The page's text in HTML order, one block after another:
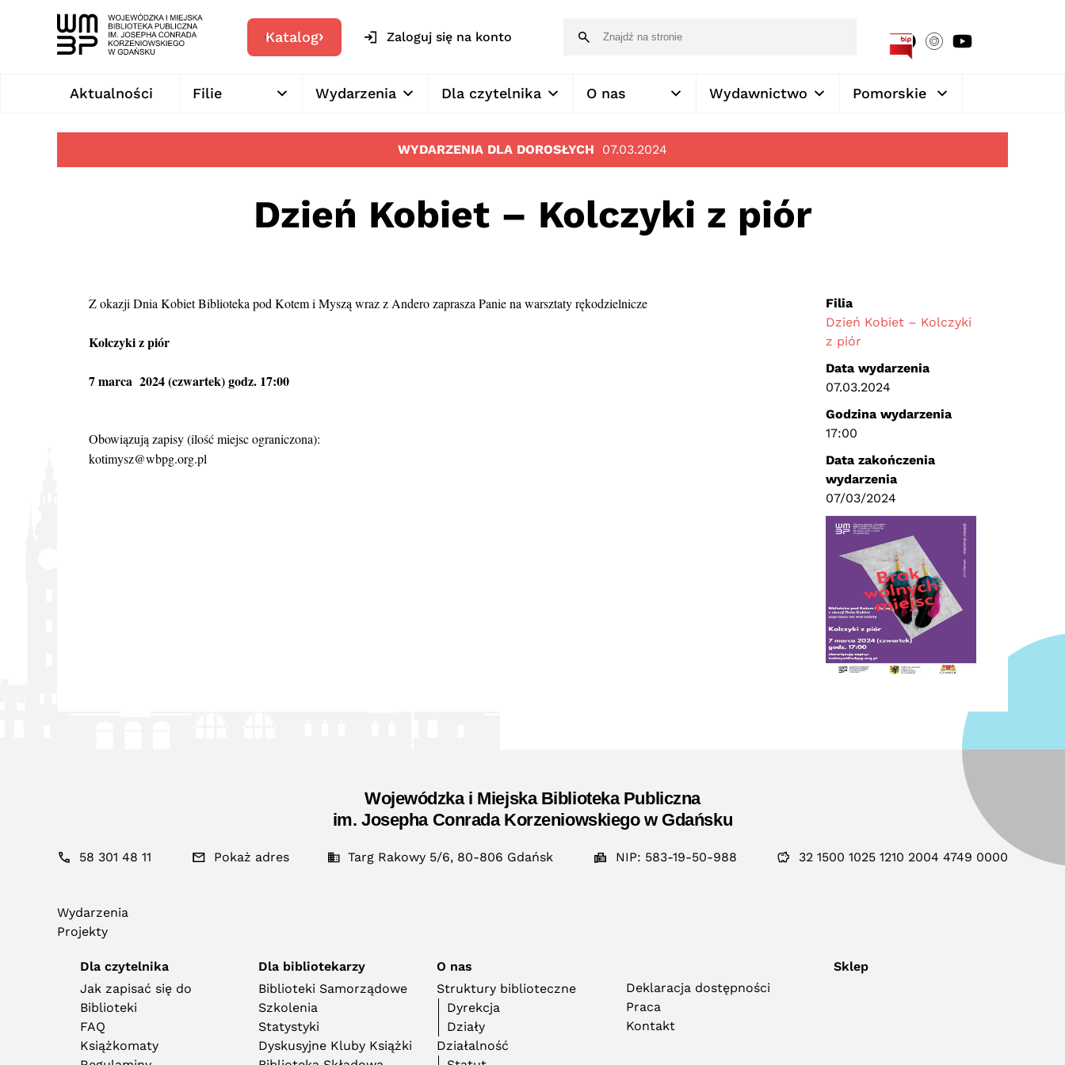
Katalog Zaloguj się na konto
Aktualności Filie Wydarzenia Dla czytelnika O nas Wydawnictwo Pomorskie
WYDARZENIA DLA DOROSŁYCH 07.03.2024
Dzień Kobiet – Kolczyki z piór
Z okazji Dnia Kobiet Biblioteka pod Kotem i Myszą wraz z Andero zaprasza Panie na warsztaty rękodzielnicze
Kolczyki z piór
7 marca 2024 (czwartek) godz. 17:00
Obowiązują zapisy (ilość miejsc ograniczona):
kotimysz@wbpg.org.pl
Filia
Dzień Kobiet – Kolczyki
z piór
Data wydarzenia
07.03.2024
Godzina wydarzenia
17:00
Data zakończenia
wydarzenia
07/03/2024
Wojewódzka i Miejska Biblioteka Publiczna
im. Josepha Conrada Korzeniowskiego w Gdańsku
58 301 48 11 Pokaż adres Targ Rakowy 5/6, 80-806 Gdańsk NIP: 583-19-50-988 32 1500 1025 1210 2004 4749 0000
Wydarzenia
Projekty
Dla czytelnika
Jak zapisać się do
Biblioteki
FAQ
Książkomaty
Dla bibliotekarzy
Biblioteki Samorządowe
Szkolenia
Statystyki
Dyskusyjne Kluby Książki
O nas
Struktury biblioteczne
Dyrekcja
Działy
Działalność
Deklaracja dostępności
Praca
Kontakt
Sklep